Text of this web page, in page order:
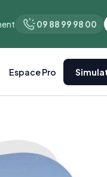
09 88 99 98 00
Espace Pro